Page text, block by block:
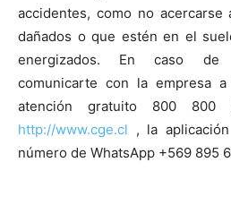
accidentes, como no
dañados o que estén en el
energizados. En caso de
comunicarte con la empresa
atención gratuito 800 800
http://www.cge.cl , la
número de WhatsApp +569 895